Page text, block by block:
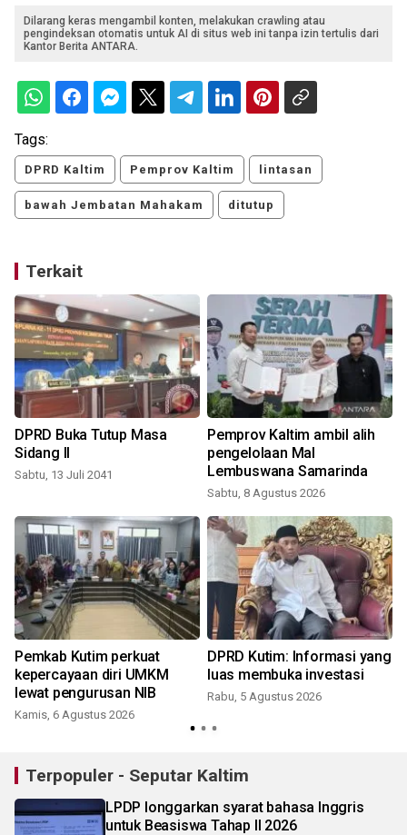
Dilarang keras mengambil konten, melakukan crawling atau
pengindeksan otomatis untuk AI di situs web ini tanpa izin tertulis dari
Kantor Berita ANTARA.
Tags:
DPRD Kaltim Pemprov Kaltim lintasan
bawah Jembatan Mahakam ditutup
Terkait
DPRD Buka Tutup Masa
Sidang II
Sabtu, 13 Juli 2041
Pemprov Kaltim ambil alih
pengelolaan Mal
Lembuswana Samarinda
Sabtu, 8 Agustus 2026
Pemkab Kutim perkuat
kepercayaan diri UMKM
lewat pengurusan NIB
Kamis, 6 Agustus 2026
DPRD Kutim: Informasi yang
luas membuka investasi
Rabu, 5 Agustus 2026
Terpopuler - Seputar Kaltim
LPDP longgarkan syarat bahasa Inggris
untuk Beasiswa Tahap II 2026